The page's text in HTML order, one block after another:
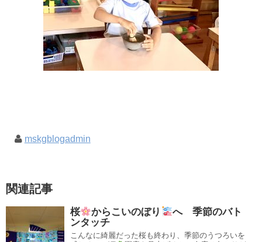
mskgblogadmin
関連記事
桜 からこいのぼり
へ 季節のバト
ンタッチ
こんなに綺麗だった桜も終わり、季節のうつろいを